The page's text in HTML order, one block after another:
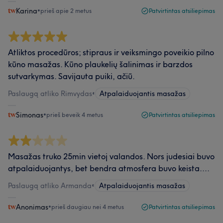
Karina•prieš apie 2 metus Patvirtintas atsiliepimas
Atliktos procedūros; stipraus ir veiksmingo poveikio pilno
kūno masažas. Kūno plaukelių šalinimas ir barzdos
sutvarkymas. Savijauta puiki, ačiū.
Paslaugą atliko Rimvydas• Atpalaiduojantis masažas
Simonas•prieš beveik 4 metus Patvirtintas atsiliepimas
Masažas truko 25min vietoj valandos. Nors judesiai buvo
atpalaiduojantys, bet bendra atmosfera buvo keista....
Paslaugą atliko Armanda• Atpalaiduojantis masažas
Anonimas•prieš daugiau nei 4 metus Patvirtintas atsiliepimas